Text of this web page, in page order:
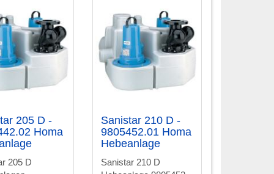
205 D -
Homa
205 D
Sanistar 210 D -
9805452.01 Homa
Hebeanlage
Sanistar 210 D